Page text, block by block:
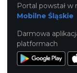
Portal powstał w
Mobilne Śląskie
Darmowa
platformach